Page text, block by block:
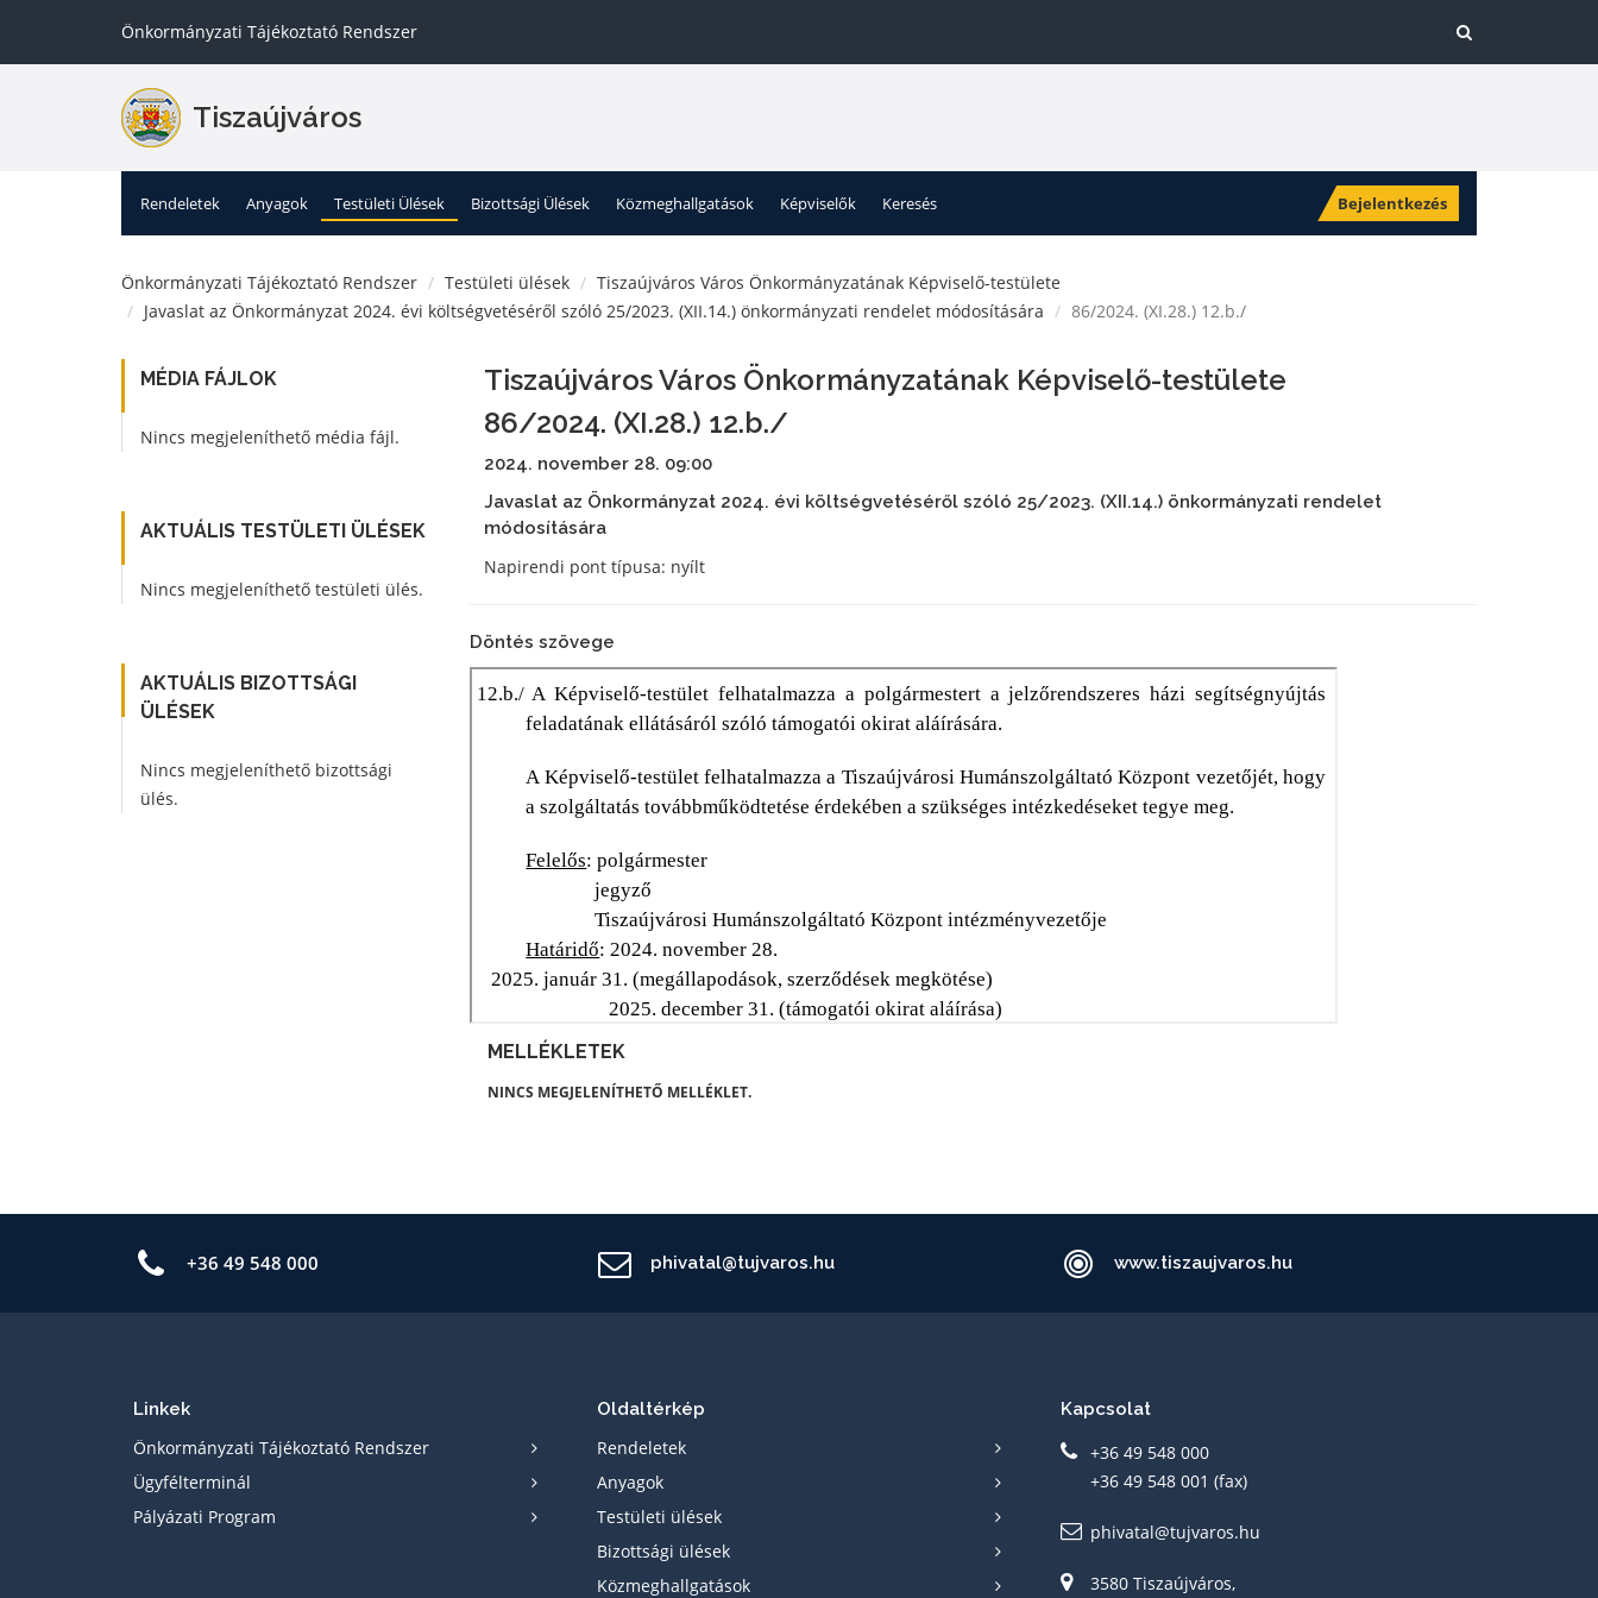
Önkormányzati Tájékoztató Rendszer
Tiszaújváros
Rendeletek Anyagok Testületi Ülések Bizottsági Ülések Közmeghallgatások Képviselők Keresés Bejelentkezés
Önkormányzati Tájékoztató Rendszer Testületi ülések
Tiszaújváros Város Önkormányzatának Képviselő-testülete
Javaslat az Önkormányzat 2024. évi költségvetéséről szóló 25/2023. (XII.14.) önkormányzati rendelet módosítására
86/2024. (XI.28.) 12.b./
MÉDIA FÁJLOK
Nincs megjeleníthető média fájl.
AKTUÁLIS TESTÜLETI ÜLÉSEK
Nincs megjeleníthető testületi ülés.
AKTUÁLIS BIZOTTSÁGI
ÜLÉSEK
Nincs megjeleníthető bizottsági
ülés.
Tiszaújváros Város Önkormányzatának Képviselő-testülete
86/2024. (XI.28.) 12.b./
2024. november 28. 09:00
Javaslat az Önkormányzat 2024. évi költségvetéséről szóló 25/2023. (XII.14.) önkormányzati rendelet
módosítására
Napirendi pont típusa: nyílt
Döntés szövege
MELLÉKLETEK
NINCS MEGJELENÍTHETŐ MELLÉKLET.
+36 49 548 000 phivatal@tujvaros.hu www.tiszaujvaros.hu
Linkek
Önkormányzati Tájékoztató Rendszer
Ügyfélterminál
Pályázati Program
Oldaltérkép
Rendeletek
Anyagok
Testületi ülések
Bizottsági ülések
Közmeghallgatások
Kapcsolat
+36 49 548 000
+36 49 548 001 (fax)
phivatal@tujvaros.hu
3580 Tiszaújváros,